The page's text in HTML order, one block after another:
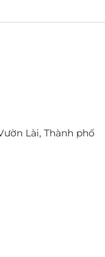
Lài, Thành phố